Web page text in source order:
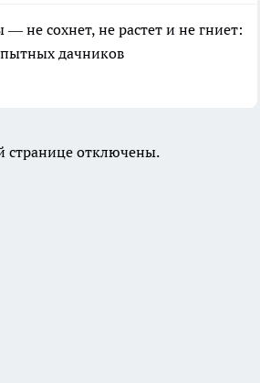
не сохнет, не растет и не гниет:
дачников
странице отключены.